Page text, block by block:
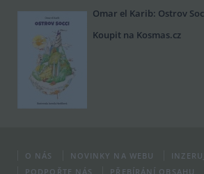
Omar el Karib: Ostrov
Koupit na Kosmas.cz
O NÁS NOVINKY NA WEBU
PODPOŘTE NÁS
PŘEBÍRÁNÍ OBSAHU